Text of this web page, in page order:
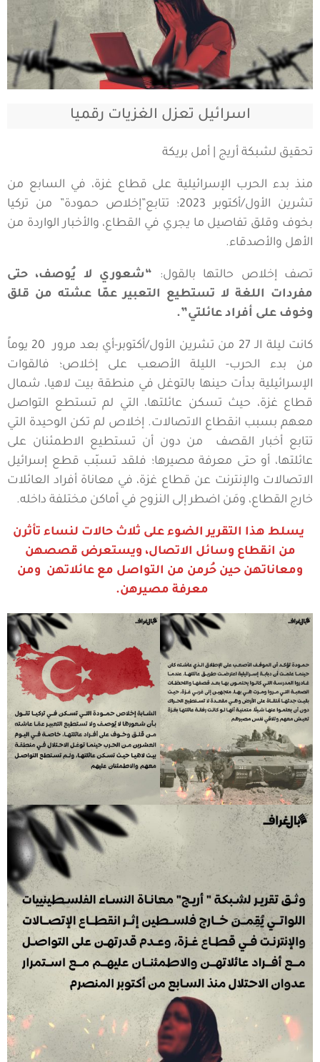
اسرائيل تعزل الغزيات رقميا
تحقيق لشبكة أريج | أمل بريكة
منذ بدء الحرب الإسرائيلية على قطاع غزة، في السابع من
تشرين الأول/أكتوبر 2023؛ تتابع”إخلاص حمودة” من تركيا
بخوف وقلق تفاصيل ما يجري في القطاع، والأخبار الواردة من
الأهل والأصدقاء.
تصف إخلاص حالتها بالقول: “شعوري لا يُوصف، حتى
مفردات اللغة لا تستطيع التعبير عمّا عشته من قلق
وخوف على أفراد عائلتي”.
كانت ليلة الـ 27 من تشرين الأول/أكتوبر-أي بعد مرور 20 يوماً
من بدء الحرب- الليلة الأصعب على إخلاص؛ فالقوات
الإسرائيلية بدأت حينها بالتوغل في منطقة بيت لاهيا، شمال
قطاع غزة، حيث تسكن عائلتها، التي لم تستطع التواصل
معهم بسبب انقطاع الاتصالات. إخلاص لم تكن الوحيدة التي
تتابع أخبار القصف من دون أن تستطيع الاطمئنان على
عائلتها، أو حتى معرفة مصيرها؛ فلقد تسبّب قطع إسرائيل
الاتصالات والإنترنت عن قطاع غزة، في معاناة أفراد العائلات
خارج القطاع، ومَن اضطر إلى النزوح في أماكن مختلفة داخله.
يسلط هذا التقرير الضوء على ثلاث حالات لنساء تأثرن
من انقطاع وسائل الاتصال، ويستعرض قصصهن
ومعاناتهن حين حُرمن من التواصل مع عائلاتهن ومن
معرفة مصيرهن.